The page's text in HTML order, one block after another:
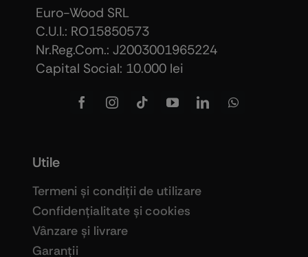
Euro-Wood SRL
C.U.I.: RO15850573
Nr.Reg.Com.: J2003001965224
Capital Social: 10.000 lei
Utile
Termeni şi condiţii de utilizare
Confidenţialitate şi cookies
Vânzare şi livrare
Garanţii